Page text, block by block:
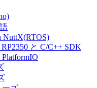
NuttX(RTOS)
と C/C++ SDK